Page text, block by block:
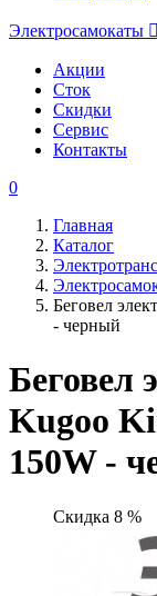
Электросамокаты
Акции
Сток
Скидки
Сервис
Контакты
0
Главная
Каталог
Беговел
- черный
Беговел
Kugoo
150W -
Скидка 8 %